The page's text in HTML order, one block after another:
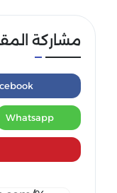
مشاركة
Whatsapp